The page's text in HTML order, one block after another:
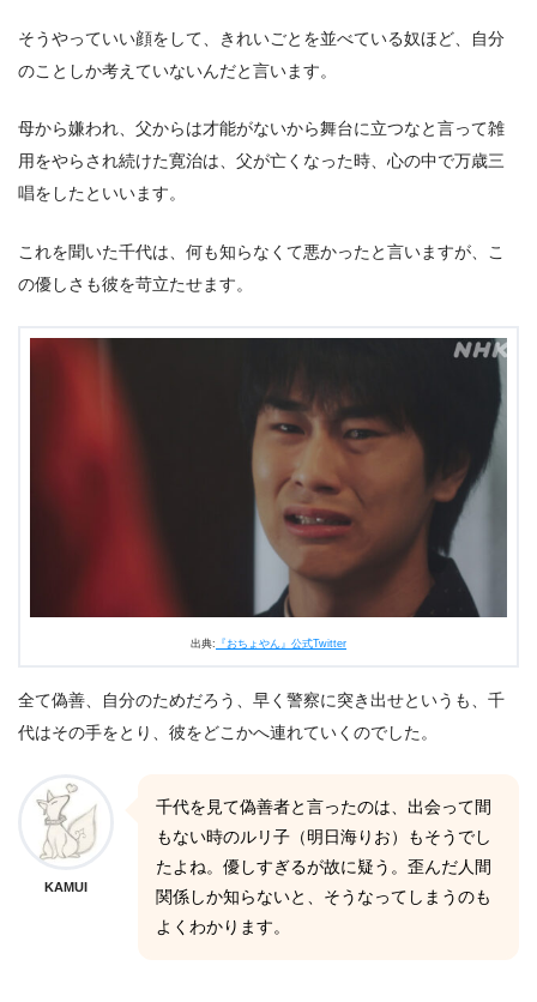
そうやっていい顔をして、きれいごとを並べている奴ほど、自分
のことしか考えていないんだと言います。
母から嫌われ、父からは才能がないから舞台に立つなと言って雑
用をやらされ続けた寛治は、父が亡くなった時、心の中で万歳三
唱をしたといいます。
これを聞いた千代は、何も知らなくて悪かったと言いますが、こ
の優しさも彼を苛立たせます。
出典: 『おちょやん』公式Twitter
全て偽善、自分のためだろう、早く警察に突き出せというも、千
代はその手をとり、彼をどこかへ連れていくのでした。
KAMUI
千代を見て偽善者と言ったのは、出会って間
もない時のルリ子（明日海りお）もそうでし
たよね。優しすぎるが故に疑う。歪んだ人間
関係しか知らないと、そうなってしまうのも
よくわかります。